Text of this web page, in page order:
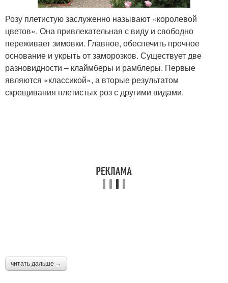
Розу плетистую заслуженно называют «королевой
цветов». Она привлекательная с виду и свободно
переживает зимовки. Главное, обеспечить прочное
основание и укрыть от заморозков. Существует две
разновидности – клаймберы и рамблеры. Первые
являются «классикой», а вторые результатом
скрещивания плетистых роз с другими видами.
читать дальше →